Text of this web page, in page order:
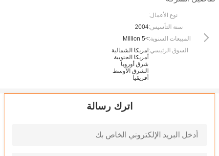
نوع الأعمال:
سنة التأسيس:2004
المبيعات السنوية:>5 Million
السوق الرئيسي: امريكا الشمالية
أمريكا الجنوبية
شرق أوروبا
الشرق الأوسط
أفريقيا
اترك رسالة